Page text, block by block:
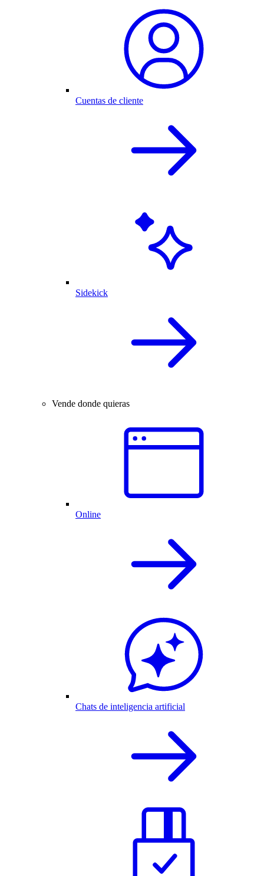
Cuentas de cliente
Sidekick
Vende donde quieras
Online
Chats de inteligencia artificial